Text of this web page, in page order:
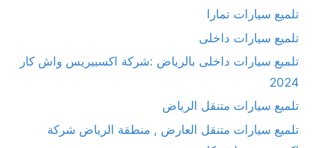
تلميع سيارات تمارا
تلميع سيارات داخلى
تلميع سيارات داخلى بالرياض :شركة اكسبيريس واش كار
2024
تلميع سيارات متنقل الرياض
تلميع سيارات متنقل العارض , منطقة الرياض شركة